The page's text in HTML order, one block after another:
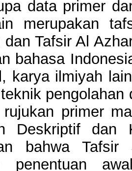
data primer
merupakan
dan Tafsir Al
bahasa
karya ilmiyah
primer
Deskriptif dan
bahwa
penentuan